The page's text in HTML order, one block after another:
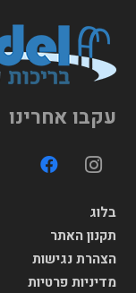
עקבו אחרינו
בלוג
תקנון האתר
הצהרת נגישות
מדיניות פרטיות